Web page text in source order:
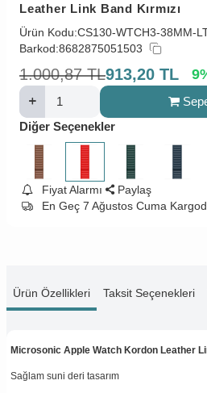
Leather Link Band Kırmızı
Ürün Kodu:CS130-WTCH3-38MM-
Barkod:8682875051503
1.000,87 TL913,20 TL 9
Diğer Seçenekler
Fiyat Alarmı
Paylaş
En Geç 7 Ağustos Cuma
Ürün Özellikleri Taksit Seçenekleri
Microsonic Apple Watch Kordon Leather
Sağlam suni deri tasarım